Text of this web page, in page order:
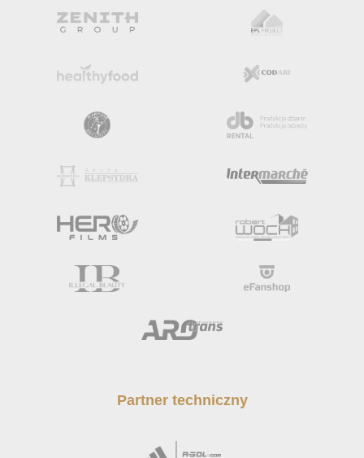
Partner techniczny